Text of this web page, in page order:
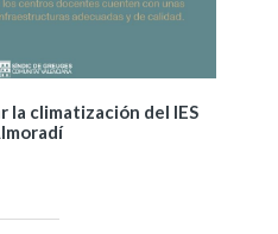
la climatización del IES